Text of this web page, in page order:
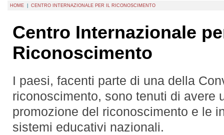
HOME CENTRO INTERNAZIONALE PER IL RICONOSCIMENTO
Centro Internazionale
Riconoscimento
I paesi, facenti parte di una della
riconoscimento, sono tenuti di avere
promozione del riconoscimento e le
sistemi educativi nazionali.